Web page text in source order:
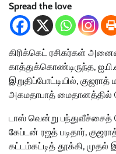
Spread the love
கிரிக்கெட் ரசிகர்கள்
காத்துக்கொண்டிருந்த,
இறுதிப்போட்டியில்,
அகமதாபாத் மைதானத்தில்
டாஸ் வென்று பந்துவீச்சைத்
கேப்டன் ரஜத் படிதார்,
கட்டம்கட்டித் தூக்கி,